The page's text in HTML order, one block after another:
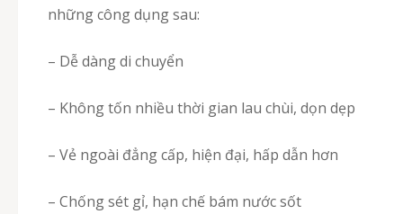
những công dụng sau:
– Dễ dàng di chuyển
– Không tốn nhiều thời gian lau chùi, dọn dẹp
– Vẻ ngoài đẳng cấp, hiện đại, hấp dẫn hơn
– Chống sét gỉ, hạn chế bám nước sốt